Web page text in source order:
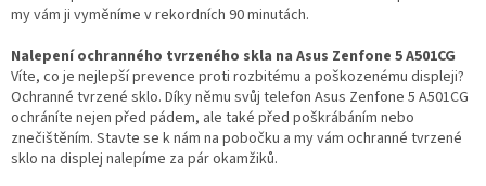
my vám ji vyměníme v rekordních 90 minutách.
Nalepení ochranného tvrzeného skla na Asus Zenfone 5 A501CG
Víte, co je nejlepší prevence proti rozbitému a poškozenému displeji?
Ochranné tvrzené sklo. Díky němu svůj telefon Asus Zenfone 5 A501CG
ochráníte nejen před pádem, ale také před poškrábáním nebo
znečištěním. Stavte se k nám na pobočku a my vám ochranné tvrzené
sklo na displej nalepíme za pár okamžiků.